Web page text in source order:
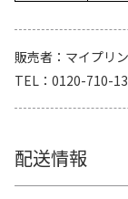
販売者
マイプリ
TEL
0120-710-
配送情報